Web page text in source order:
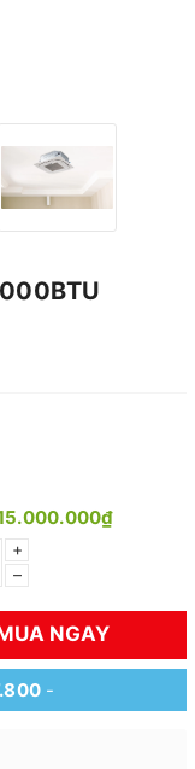
+
–
NGAY
-